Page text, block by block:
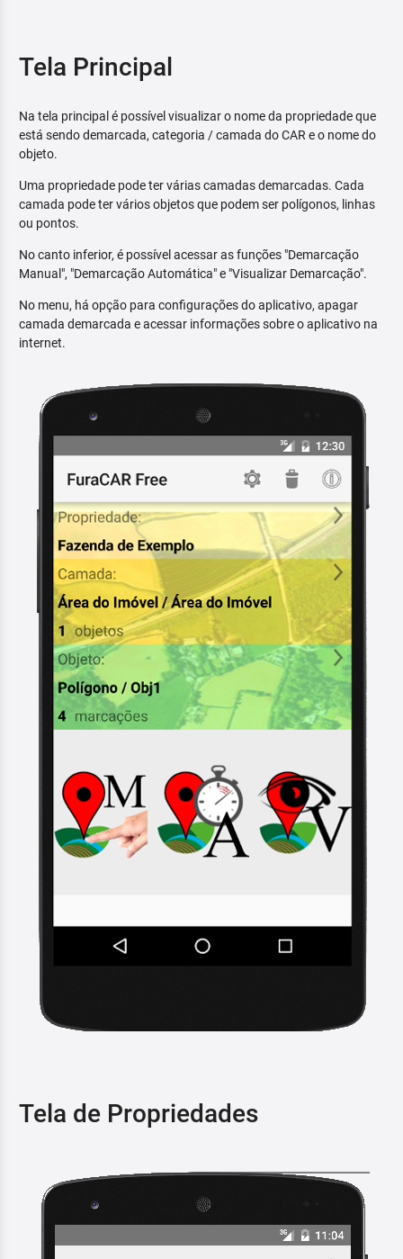
Tela Principal
Na tela principal é possível visualizar o nome da propriedade que
está sendo demarcada, categoria / camada do CAR e o nome do
objeto.
Uma propriedade pode ter várias camadas demarcadas. Cada
camada pode ter vários objetos que podem ser polígonos, linhas
ou pontos.
No canto inferior, é possível acessar as funções "Demarcação
Manual", "Demarcação Automática" e "Visualizar Demarcação".
No menu, há opção para configurações do aplicativo, apagar
camada demarcada e acessar informações sobre o aplicativo na
internet.
Tela de Propriedades